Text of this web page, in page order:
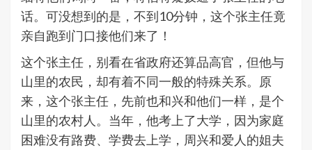
话。可没想到的是，不到10分钟，这个张主任竟
亲自跑到门口接他们来了！
这个张主任，别看在省政府还算品高官，但他与
山里的农民，却有着不同一般的特殊关系。原
来，这个张主任，先前也和兴和他们一样，是个
山里的农村人。当年，他考上了大学，因为家庭
困难没有路费、学费去上学，周兴和爱人的姐夫